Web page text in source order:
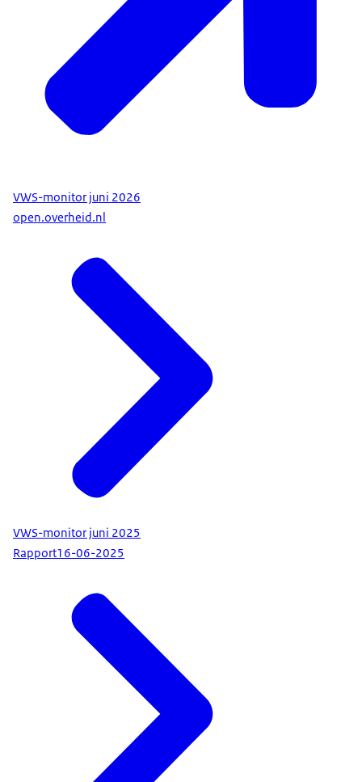
VWS-monitor juni 2026
open.overheid.nl
VWS-monitor juni 2025
Rapport16-06-2025